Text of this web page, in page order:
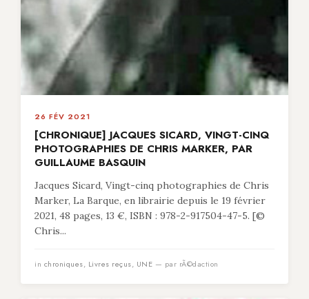
26 FÉV 2021
[CHRONIQUE] JACQUES SICARD, VINGT-CINQ
PHOTOGRAPHIES DE CHRIS MARKER, PAR
GUILLAUME BASQUIN
Jacques Sicard, Vingt-cinq photographies de Chris
Marker, La Barque, en librairie depuis le 19 février
2021, 48 pages, 13 €, ISBN : 978-2-917504-47-5. [©
Chris...
in chroniques, Livres reçus, UNE — par rÃ©daction